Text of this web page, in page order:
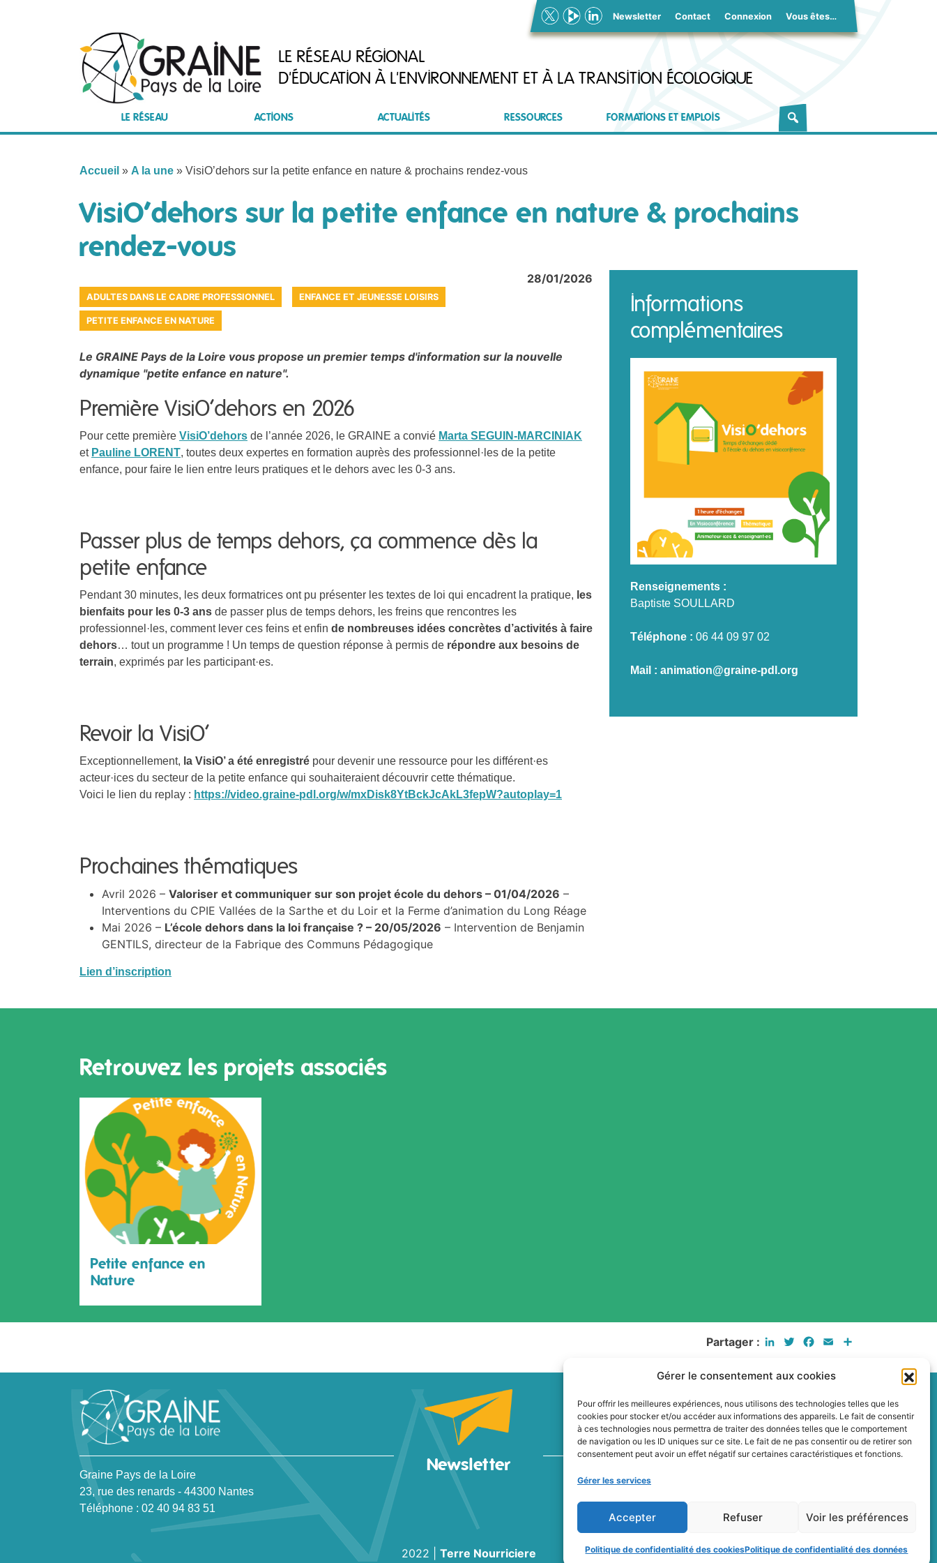
Gérer le consentement aux cookies
Pour offrir les meilleures expériences, nous utilisons des technologies telles que les
cookies pour stocker et/ou accéder aux informations des appareils. Le fait de consentir
à ces technologies nous permettra de traiter des données telles que le comportement
de navigation ou les ID uniques sur ce site. Le fait de ne pas consentir ou de retirer son
consentement peut avoir un effet négatif sur certaines caractéristiques et fonctions.
Gérer les services
Accepter Refuser Voir les préférences
Politique de confidentialité des cookiesPolitique de confidentialité des données
Newsletter Contact Connexion Vous êtes…
LE RÉSEAU RÉGIONAL
D'ÉDUCATION À L'ENVIRONNEMENT ET À LA TRANSITION ÉCOLOGIQUE
LE RÉSEAU ACTIONS ACTUALITÉS RESSOURCES FORMATIONS ET EMPLOIS
Accueil » A la une » VisiO’dehors sur la petite enfance en nature & prochains rendez-vous
VisiO’dehors sur la petite enfance en nature & prochains
rendez-vous
28/01/2026
ADULTES DANS LE CADRE PROFESSIONNEL ENFANCE ET JEUNESSE LOISIRS
PETITE ENFANCE EN NATURE
Le GRAINE Pays de la Loire vous propose un premier temps d'information sur la nouvelle
dynamique "petite enfance en nature".
Première VisiO’dehors en 2026
Pour cette première VisiO’dehors de l’année 2026, le GRAINE a convié Marta SEGUIN-MARCINIAK
et Pauline LORENT, toutes deux expertes en formation auprès des professionnel·les de la petite
enfance, pour faire le lien entre leurs pratiques et le dehors avec les 0-3 ans.
Passer plus de temps dehors, ça commence dès la
petite enfance
Pendant 30 minutes, les deux formatrices ont pu présenter les textes de loi qui encadrent la pratique, les
bienfaits pour les 0-3 ans de passer plus de temps dehors, les freins que rencontres les
professionnel·les, comment lever ces feins et enfin de nombreuses idées concrètes d’activités à faire
dehors… tout un programme ! Un temps de question réponse à permis de répondre aux besoins de
terrain, exprimés par les participant·es.
Revoir la VisiO’
Exceptionnellement, la VisiO’ a été enregistré pour devenir une ressource pour les différent·es
acteur·ices du secteur de la petite enfance qui souhaiteraient découvrir cette thématique.
Voici le lien du replay : https://video.graine-pdl.org/w/mxDisk8YtBckJcAkL3fepW?autoplay=1
Prochaines thématiques
Avril 2026 – Valoriser et communiquer sur son projet école du dehors – 01/04/2026 –
Interventions du CPIE Vallées de la Sarthe et du Loir et la Ferme d’animation du Long Réage
Mai 2026 – L’école dehors dans la loi française ? – 20/05/2026 – Intervention de Benjamin
GENTILS, directeur de la Fabrique des Communs Pédagogique
Lien d’inscription
Informations
complémentaires
Renseignements :
Baptiste SOULLARD
Téléphone : 06 44 09 97 02
Mail : animation@graine-pdl.org
Retrouvez les projets associés
Petite enfance en
Nature
Partager : LinkedInTwitterFacebook
Email
Graine Pays de la Loire
23, rue des renards - 44300 Nantes
Téléphone : 02 40 94 83 51
Newsletter
Conditions générales
Plan du site
2022
Terre Nourriciere